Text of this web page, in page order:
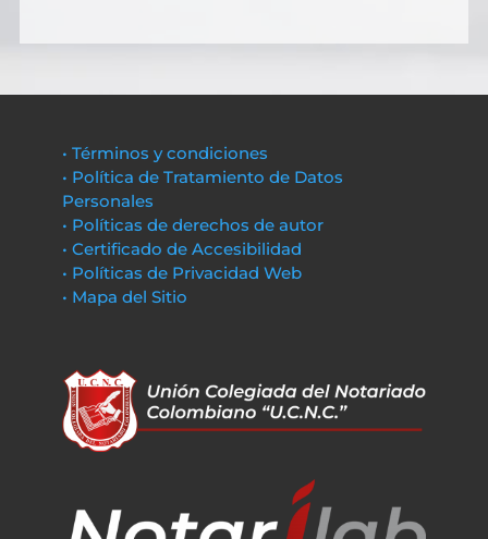
• Términos y condiciones
• Política de Tratamiento de Datos
Personales
• Políticas de derechos de autor
• Certificado de Accesibilidad
• Políticas de Privacidad Web
• Mapa del Sitio